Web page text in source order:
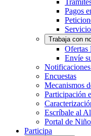
Pagos
Trabaja con
Ofertas
Envíe
Encuestas
Mecanismos
Participación
Escríbale al
Portal de
Participa